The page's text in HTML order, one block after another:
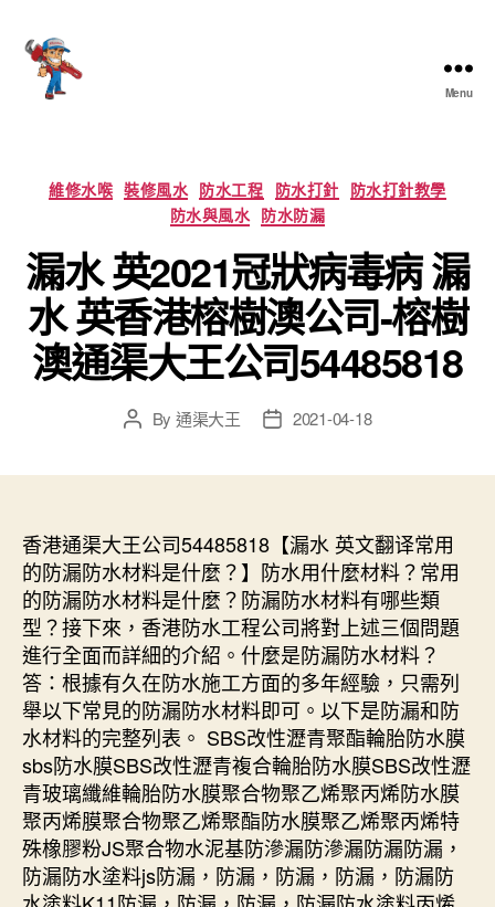
Menu
Categories
維修水喉 裝修風水 防水工程 防水打針 防水打針教學
防水與風水 防水防漏
漏水 英2021冠狀病毒病 漏
水 英香港榕樹澳公司-榕樹
澳通渠大王公司54485818
PostBy 通渠大王
Post2021-04-18
香港通渠大王公司54485818【漏水 英文翻译常用
的防漏防水材料是什麼？】防水用什麼材料？常用
的防漏防水材料是什麼？防漏防水材料有哪些類
型？接下來，香港防水工程公司將對上述三個問題
進行全面而詳細的介紹。什麼是防漏防水材料？
答：根據有久在防水施工方面的多年經驗，只需列
舉以下常見的防漏防水材料即可。以下是防漏和防
水材料的完整列表。 SBS改性瀝青聚酯輪胎防水膜
sbs防水膜SBS改性瀝青複合輪胎防水膜SBS改性瀝
青玻璃纖維輪胎防水膜聚合物聚乙烯聚丙烯防水膜
聚丙烯膜聚合物聚乙烯聚酯防水膜聚乙烯聚丙烯特
殊橡膠粉JS聚合物水泥基防滲漏防滲漏防漏防漏，
防漏防水塗料js防漏，防漏，防漏，防漏，防漏防